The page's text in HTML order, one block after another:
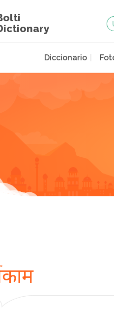
Diccionario